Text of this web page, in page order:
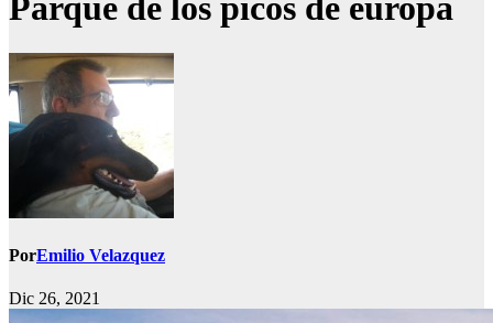
Parque de los picos de europa
PorEmilio Velazquez
Dic 26, 2021